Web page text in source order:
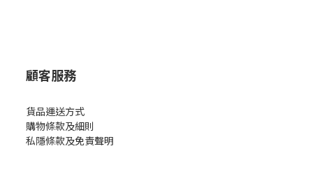
顧客服務
貨品運送方式
購物條款及細則
私隱條款及免責聲明